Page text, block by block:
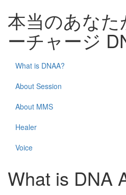
本当のあな
ーチャージ
What is DNAA?
About Session
About MMS
Healer
Voice
What is DNA